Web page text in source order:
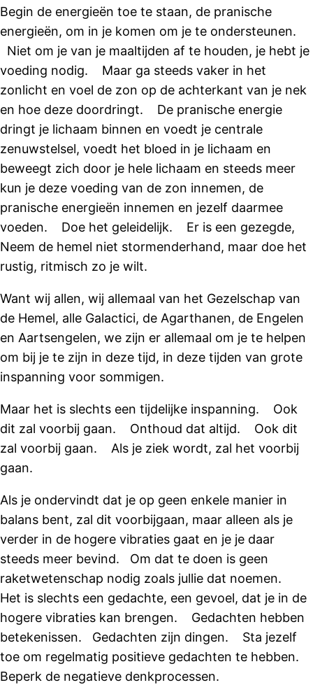
Begin de energieën toe te staan, de pranische
energieën, om in je komen om je te ondersteunen.
Niet om je van je maaltijden af te houden, je hebt je
voeding nodig. Maar ga steeds vaker in het
zonlicht en voel de zon op de achterkant van je nek
en hoe deze doordringt. De pranische energie
dringt je lichaam binnen en voedt je centrale
zenuwstelsel, voedt het bloed in je lichaam en
beweegt zich door je hele lichaam en steeds meer
kun je deze voeding van de zon innemen, de
pranische energieën innemen en jezelf daarmee
voeden. Doe het geleidelijk. Er is een gezegde,
Neem de hemel niet stormenderhand, maar doe het
rustig, ritmisch zo je wilt.
Want wij allen, wij allemaal van het Gezelschap van
de Hemel, alle Galactici, de Agarthanen, de Engelen
en Aartsengelen, we zijn er allemaal om je te helpen
om bij je te zijn in deze tijd, in deze tijden van grote
inspanning voor sommigen.
Maar het is slechts een tijdelijke inspanning. Ook
dit zal voorbij gaan. Onthoud dat altijd. Ook dit
zal voorbij gaan. Als je ziek wordt, zal het voorbij
gaan.
Als je ondervindt dat je op geen enkele manier in
balans bent, zal dit voorbijgaan, maar alleen als je
verder in de hogere vibraties gaat en je je daar
steeds meer bevind. Om dat te doen is geen
raketwetenschap nodig zoals jullie dat noemen.
Het is slechts een gedachte, een gevoel, dat je in de
hogere vibraties kan brengen. Gedachten hebben
betekenissen. Gedachten zijn dingen. Sta jezelf
toe om regelmatig positieve gedachten te hebben.
Beperk de negatieve denkprocessen.